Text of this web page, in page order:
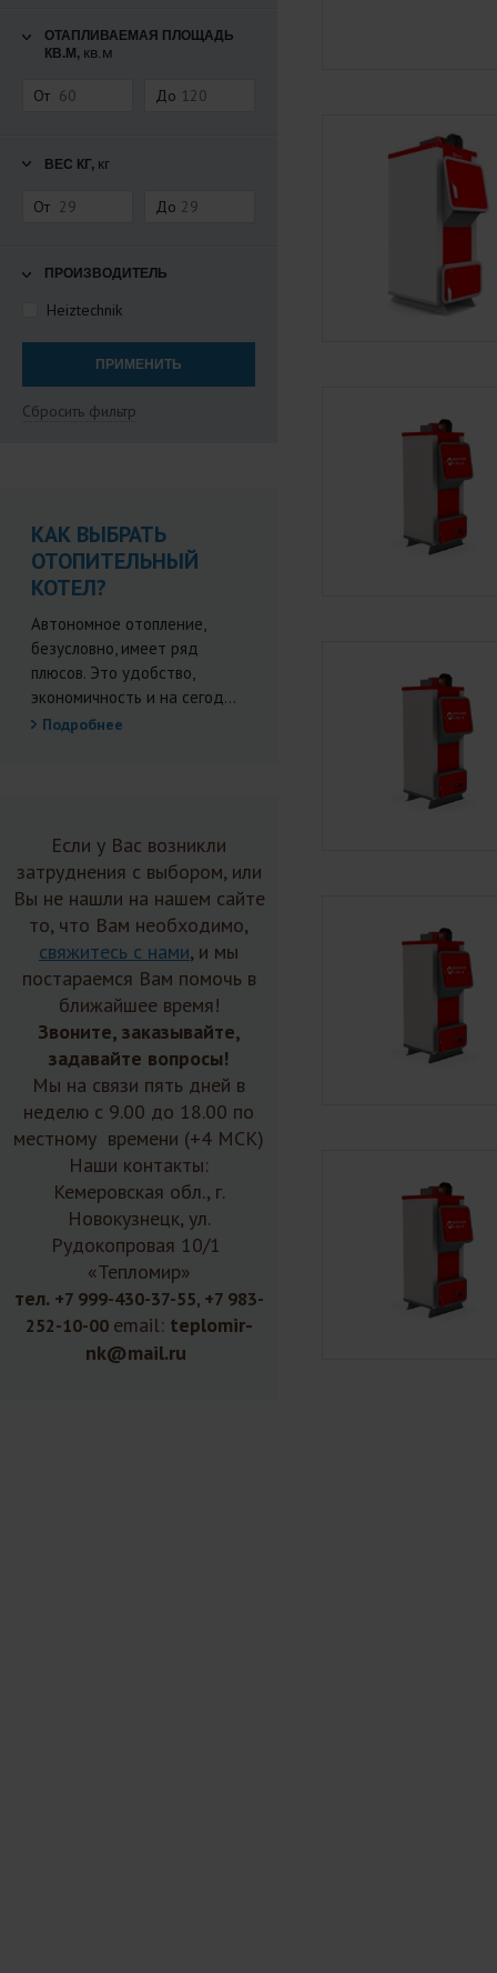
ОТАПЛИВАЕМАЯ ПЛОЩАДЬ
КВ.М, кв.м
От До
ВЕС КГ, кг
От До
ПРОИЗВОДИТЕЛЬ
Heiztechnik
Сбросить фильтр
КАК ВЫБРАТЬ
ОТОПИТЕЛЬНЫЙ
КОТЕЛ?
Автономное отопление,
безусловно, имеет ряд
плюсов. Это удобство,
экономичность и на сегод...
Подробнее
Если у Вас возникли
затруднения с выбором, или
Вы не нашли на нашем сайте
то, что Вам необходимо,
свяжитесь с нами, и мы
постараемся Вам помочь в
ближайшее время!
Звоните, заказывайте,
задавайте вопросы!
Мы на связи пять дней в
неделю с 9.00 до 18.00 по
местному времени (+4 МСК)
Наши контакты:
Кемеровская обл., г.
Новокузнецк, ул.
Рудокопровая 10/1
«Тепломир»
тел. +7 999-430-37-55, +7 983-
252-10-00 email: teplomir-
nk@mail.ru